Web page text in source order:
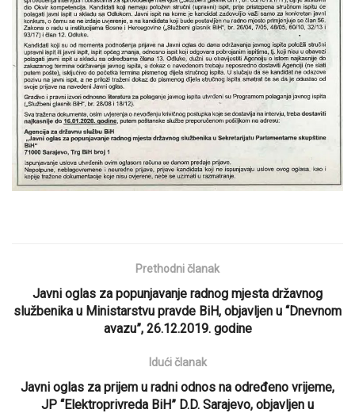
Prethodni članak
Javni oglas za popunjavanje radnog mjesta državnog
službenika u Ministarstvu pravde BiH, objavljen u “Dnevnom
avazu”, 26.12.2019. godine
Idući članak
Javni oglas za prijem u radni odnos na određeno vrijeme,
JP “Elektroprivreda BiH” D.D. Sarajevo, objavljen u